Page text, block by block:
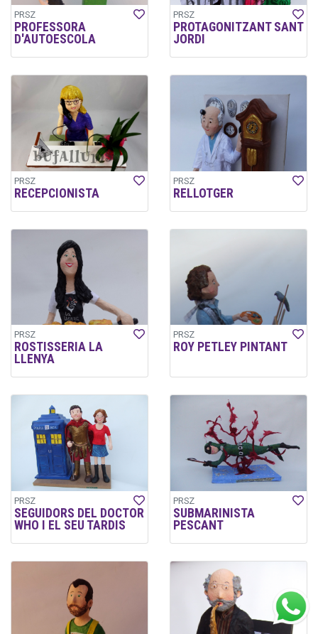
PRSZ
PROFESSORA
D'AUTOESCOLA
PRSZ
PROTAGONITZANT SANT
JORDI
PRSZ
RECEPCIONISTA
PRSZ
RELLOTGER
PRSZ
ROSTISSERIA LA
LLENYA
PRSZ
ROY PETLEY PINTANT
PRSZ
SEGUIDORS DEL DOCTOR
WHO I EL SEU TARDIS
PRSZ
SUBMARINISTA
PESCANT